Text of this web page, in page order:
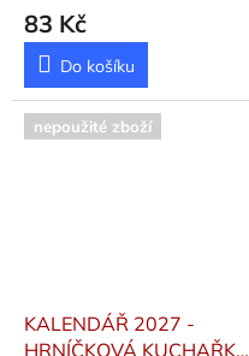
STOLNÍ
83 Kč
Do košíku
nepoužité zboží
KALENDÁŘ 2027 -
HRNÍČKOVÁ KUCHAŘKA